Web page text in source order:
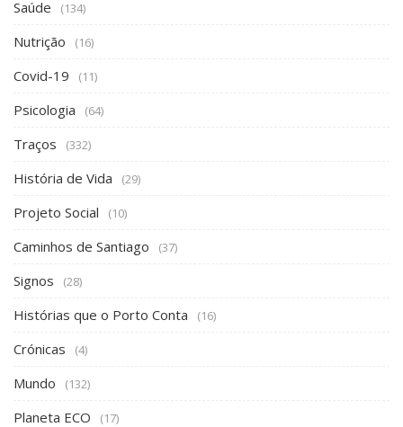
Saúde (134)
Nutrição (16)
Covid-19 (11)
Psicologia (64)
Traços (332)
História de Vida (29)
Projeto Social (10)
Caminhos de Santiago (37)
Signos (28)
Histórias que o Porto Conta (16)
Crónicas (4)
Mundo (132)
Planeta ECO (17)